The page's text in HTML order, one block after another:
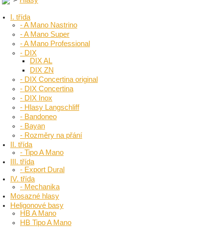
I. třída
- A Mano Nastrino
- A Mano Super
- A Mano Professional
- DIX
DIX AL
DIX ZN
- DIX Concertina original
- DIX Concertina
- DIX Inox
- Hlasy Langschliff
- Bandoneo
- Bayan
- Rozměry na přání
II. třída
- Tipo A Mano
III. třída
- Export Dural
IV. třída
- Mechanika
Mosazné hlasy
Heligonové basy
HB A Mano
HB Tipo A Mano